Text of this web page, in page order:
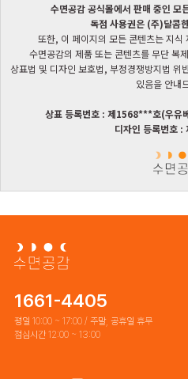
수면공감 공식몰에서 판매 중인 모
독점 사용권은 (주)달콤
또한, 이 페이지의 모든 콘텐츠는 지식
수면공감의 제품 또는 콘텐츠를 무단 복
상표법 및 디자인 보호법, 부정경쟁방지법 위
있음을 안내
상표 등록번호 : 제1568***호(우
디자인 등록번호
1661-4405
평일 10:00 ~ 17:00 / 주말, 공휴일 휴무
점심시간 12:00 ~ 13:00